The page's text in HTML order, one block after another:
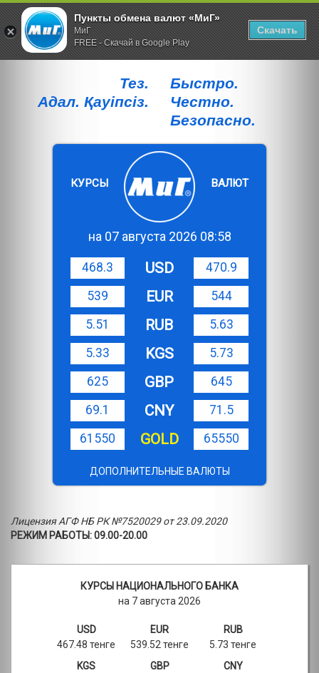
Тез.
Адал. Қауiпсiз.
Быстро.
Честно.
Безопасно.
КУРСЫ ВАЛЮТ
на 07 августа 2026 08:58
468.3 USD
470.9
539
EUR
544
5.51
RUB
5.63
5.33
KGS
5.73
625
GBP
645
69.1
CNY
71.5
61550
GOLD 65550
ДОПОЛНИТЕЛЬНЫЕ ВАЛЮТЫ
Лицензия АГФ НБ РК №7520029 от 23.09.2020
РЕЖИМ РАБОТЫ: 09.00-20.00
КУРСЫ НАЦИОНАЛЬНОГО БАНКА
на 7 августа 2026
USD
467.48 тенге
EUR
539.52 тенге
RUB
5.73 тенге
KGS
GBP
CNY
Пункты обмена валют «МиГ»
МиГ
FREE - Скачай в Google Play
Скачать